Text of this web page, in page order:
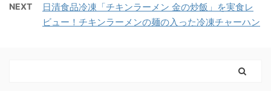
NEXT
日清食品冷凍「チキンラーメン 金の炒飯」を実食レ
ビュー！チキンラーメンの麺の入った冷凍チャーハン